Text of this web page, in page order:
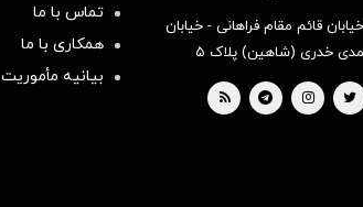
قائم مقام فراهانی - خیابان
خدری (شاهین) پلاک ۵
تماس با ما
همکاری با ما
بیانیه مأموریت